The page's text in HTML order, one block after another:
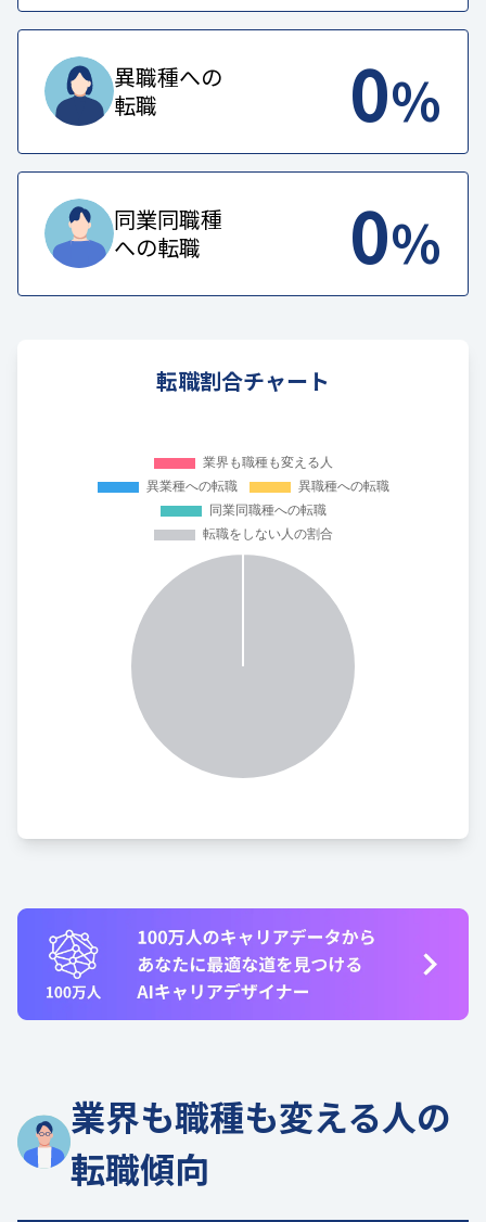
異職種への
転職
0%
同業同職種
への転職
0%
転職割合チャート
業界も職種も変える人の
転職傾向